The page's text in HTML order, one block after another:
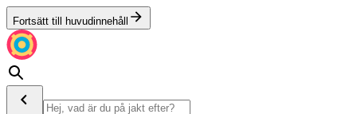
Fortsätt till huvudinnehåll